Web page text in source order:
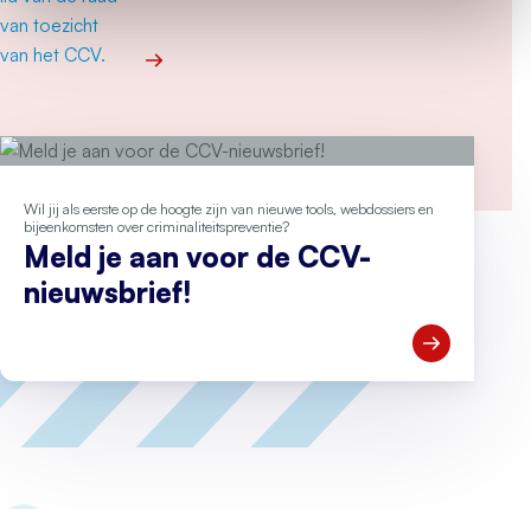
Wil jij als eerste op de hoogte zijn van nieuwe tools, webdossiers en
bijeenkomsten over criminaliteitspreventie?
Meld je aan voor de CCV-
nieuwsbrief!
Open Meld